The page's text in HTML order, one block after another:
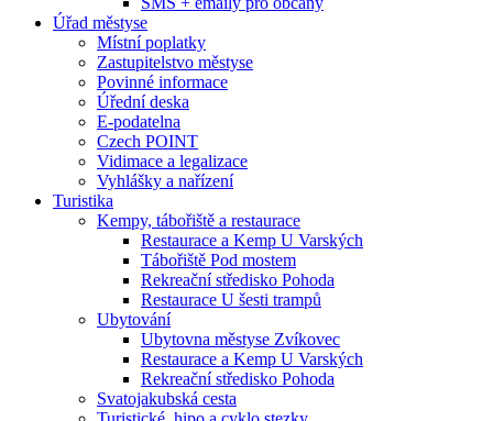
Úřad městyse
Místní poplatky
Zastupitelstvo městyse
Povinné informace
Úřední deska
E-podatelna
Czech POINT
Vidimace a legalizace
Vyhlášky a nařízení
Turistika
Kempy, tábořiště a restaurace
Restaurace a Kemp U Varských
Tábořiště Pod mostem
Rekreační středisko Pohoda
Restaurace U šesti trampů
Ubytování
Ubytovna městyse Zvíkovec
Restaurace a Kemp U Varských
Rekreační středisko Pohoda
Svatojakubská cesta